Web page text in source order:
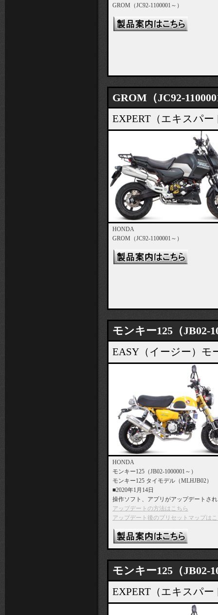
GROM（JC92-1100001～）
GROM（JC92-
EXPERT（エキスパ
HONDA
GROM（JC92-1100001～）
モンキー125（JB02-
EASY（イージー）
HONDA
モンキー125（JB02-1000001～）
モンキー125 タイモデル（MLHJB02）
■2020年1月14日
操作ソフト、アプリがアップデートさ
アップデートの方法はこちら
アップデート後のプリセットマップは
モンキー125（JB02-
EXPERT（エキスパ